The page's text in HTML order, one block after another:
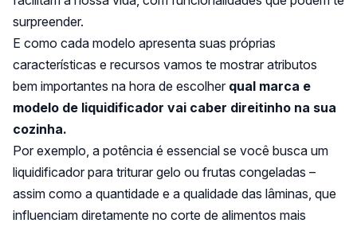
surpreender.
E como cada modelo apresenta suas próprias
características e recursos vamos te mostrar atributos
bem importantes na hora de escolher qual marca e
modelo de liquidificador vai caber direitinho na sua
cozinha.
Por exemplo, a potência é essencial se você busca um
liquidificador para triturar gelo ou frutas congeladas –
assim como a quantidade e a qualidade das lâminas, que
influenciam diretamente no corte de alimentos mais